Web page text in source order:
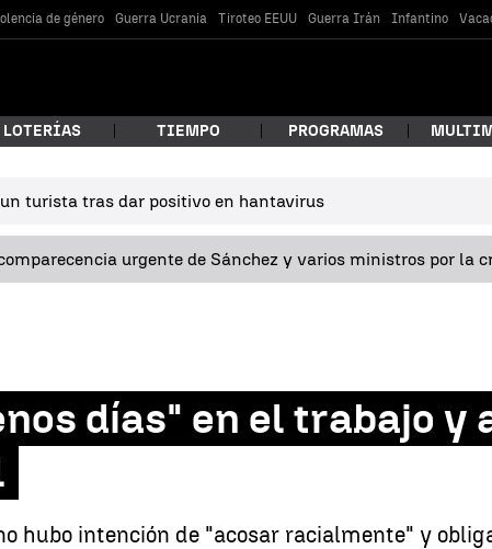
de género Guerra Ucrania Tiroteo EEUU Guerra Irán Infantino
estás buscando?
LOTERÍAS TIEMPO PROGRAMAS
turista tras dar positivo en hantavirus
urgente de Sánchez y varios ministros por la
días" en el trabajo y
hubo intención de "acosar racialmente" y